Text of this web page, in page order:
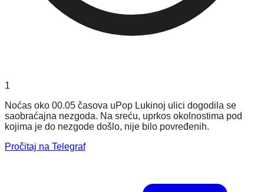
1
Noćas oko 00.05 časova uPop Lukinoј ulici dogodila se
saobraćaјna nezgoda. Na sreću, uprkos okolnostima pod
koјima јe do nezgode došlo, niјe bilo povređenih.
Pročitaj na Telegraf